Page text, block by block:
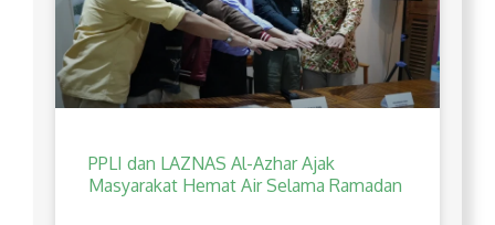
PPLI dan LAZNAS Al-Azhar Ajak
Masyarakat Hemat Air Selama Ramadan